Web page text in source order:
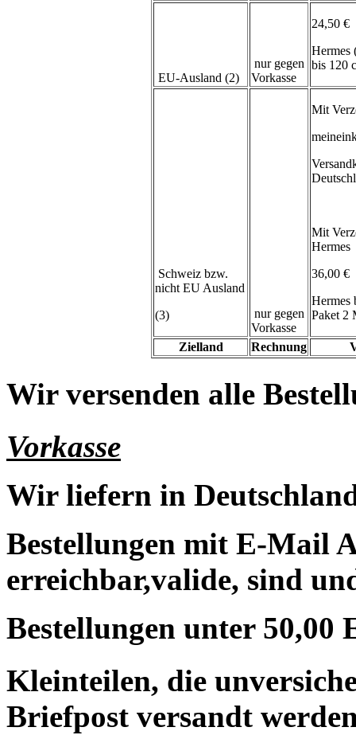
Zielland Rechnung
EU-Ausland (2)
nur gegen
Vorkasse
24,50 €
Hermes
bis 120
Schweiz bzw.
nicht EU Ausland
(3)
nur gegen
Vorkasse
Mit
Mit
Hermes
36,00 €
Hermes
Paket 2
Wir versenden alle
Vorkasse
Wir liefern in
Bestellungen mit E-Mail
erreichbar,valide, sind
Bestellungen unter 50,00
Kleinteilen, die
Briefpost versandt